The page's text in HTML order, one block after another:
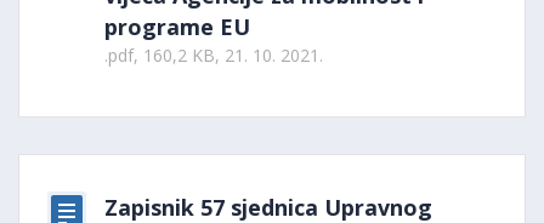
programe EU
.pdf, 160,2 KB, 21. 10. 2021.
Zapisnik 57 sjednica Upravnog